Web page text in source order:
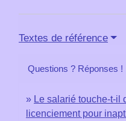
Textes de référence
Questions ? Réponses !
Le salarié touche-t-il
licenciement pour